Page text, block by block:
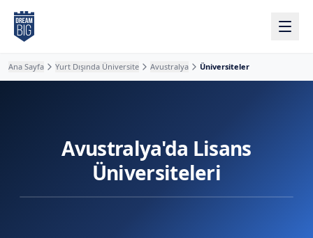
Ana içeriğe atla
Ana Sayfa Yurt Dışında Üniversite Avustralya Üniversiteler
Avustralya'da Lisans
Üniversiteleri